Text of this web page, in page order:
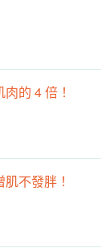
的 4 倍！
不發胖！